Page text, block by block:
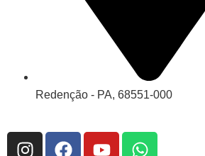
Redenção - PA, 68551-000